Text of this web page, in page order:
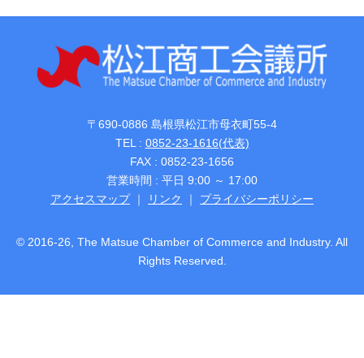
〒690-0886 島根県松江市母衣町55-4
TEL : 0852-23-1616(代表)
FAX : 0852-23-1656
営業時間 : 平日 9:00 ～ 17:00
アクセスマップ｜ リンク ｜ プライバシーポリシー
© 2016-26, The Matsue Chamber of Commerce and Industry. All
Rights Reserved.